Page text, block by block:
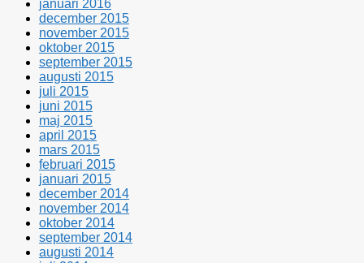
januari 2016
december 2015
november 2015
oktober 2015
september 2015
augusti 2015
juli 2015
juni 2015
maj 2015
april 2015
mars 2015
februari 2015
januari 2015
december 2014
november 2014
oktober 2014
september 2014
augusti 2014